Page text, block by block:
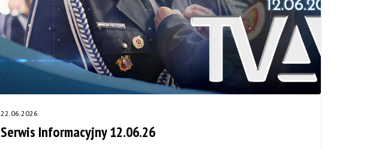
22.06.2026
Serwis Informacyjny 12.06.26